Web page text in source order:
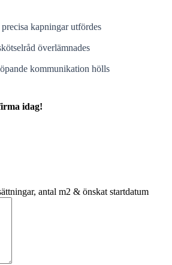
kapningar utfördes
överlämnades
kommunikation hölls
idag!
antal m2 & önskat startdatum